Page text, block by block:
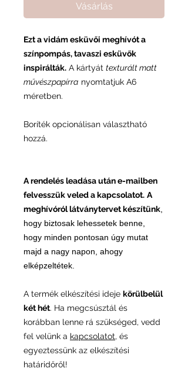
Vásárlás
Ezt a vidám esküvői meghívót a
színpompás, tavaszi esküvők
inspirálták. A kártyát texturált matt
művészpapírra nyomtatjuk A6
méretben.
Boríték opcionálisan választható
hozzá.
A rendelés leadása után e-mailben
felvesszük veled a kapcsolatot. A
meghívóróllátványtervetkészítünk,
hogy biztosak lehessetek benne,
hogy minden pontosan úgy mutat
majd a nagy napon, ahogy
elképzeltétek.
A termék elkészítési ideje körülbelül
két hét. Ha megcsúsztál és
korábban lenne rá szükséged, vedd
fel velünk a kapcsolatot, és
egyeztessünk az elkészítési
határidőről!